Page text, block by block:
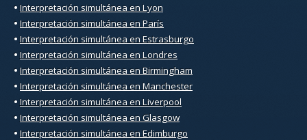
• Interpretación simultánea en Lyon
• Interpretación simultánea en París
• Interpretación simultánea en Estrasburgo
• Interpretación simultánea en Londres
• Interpretación simultánea en Birmingham
• Interpretación simultánea en Manchester
• Interpretación simultánea en Liverpool
• Interpretación simultánea en Glasgow
• Interpretación simultánea en Edimburgo